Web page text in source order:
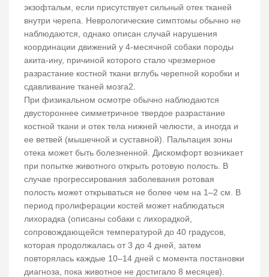
экзофтальм, если присутствует сильный отек тканей
внутри черепа. Неврологические симптомы обычно не
наблюдаются, однако описан случай нарушения
координации движений у 4-месячной собаки породы
акита-ину, причиной которого стало чрезмерное
разрастание костной ткани вглубь черепной коробки и
сдавливание тканей мозга2.
При физикальном осмотре обычно наблюдаются
двустороннее симметричное твердое разрастание
костной ткани и отек тела нижней челюсти, а иногда и
ее ветвей (мышечной и суставной). Пальпация зоны
отека может быть болезненной. Дискомфорт возникает
при попытке животного открыть ротовую полость. В
случае прогрессирования заболевания ротовая
полость может открываться не более чем на 1–2 см. В
период пролиферации костей может наблюдаться
лихорадка (описаны собаки с лихорадкой,
сопровождающейся температурой до 40 градусов,
которая продолжалась от 3 до 4 дней, затем
повторялась каждые 10–14 дней с момента постановки
диагноза, пока животное не достигало 8 месяцев).